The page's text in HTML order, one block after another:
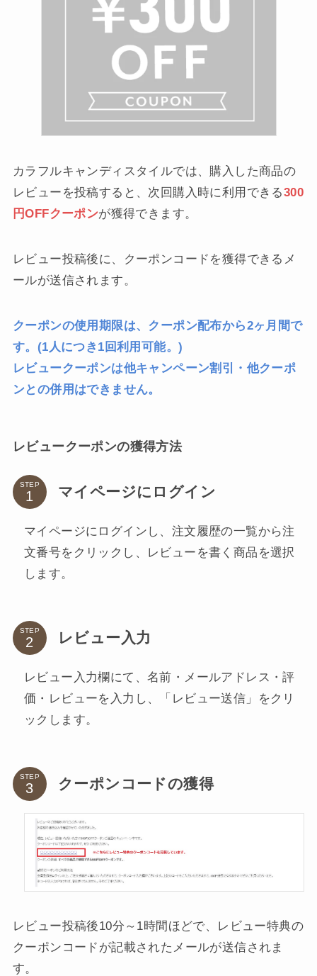
カラフルキャンディスタイルでは、購入した商品の
レビューを投稿すると、次回購入時に利用できる300
円OFFクーポンが獲得できます。
レビュー投稿後に、クーポンコードを獲得できるメ
ールが送信されます。
クーポンの使用期限は、クーポン配布から2ヶ月間で
す。(1人につき1回利用可能。)
レビュークーポンは他キャンペーン割引・他クーポ
ンとの併用はできません。
レビュークーポンの獲得方法
STEP マイページにログイン
マイページにログインし、注文履歴の一覧から注
文番号をクリックし、レビューを書く商品を選択
します。
STEP レビュー入力
レビュー入力欄にて、名前・メールアドレス・評
価・レビューを入力し、「レビュー送信」をクリ
ックします。
STEP クーポンコードの獲得
レビュー投稿後10分～1時間ほどで、レビュー特典の
クーポンコードが記載されたメールが送信されま
す。